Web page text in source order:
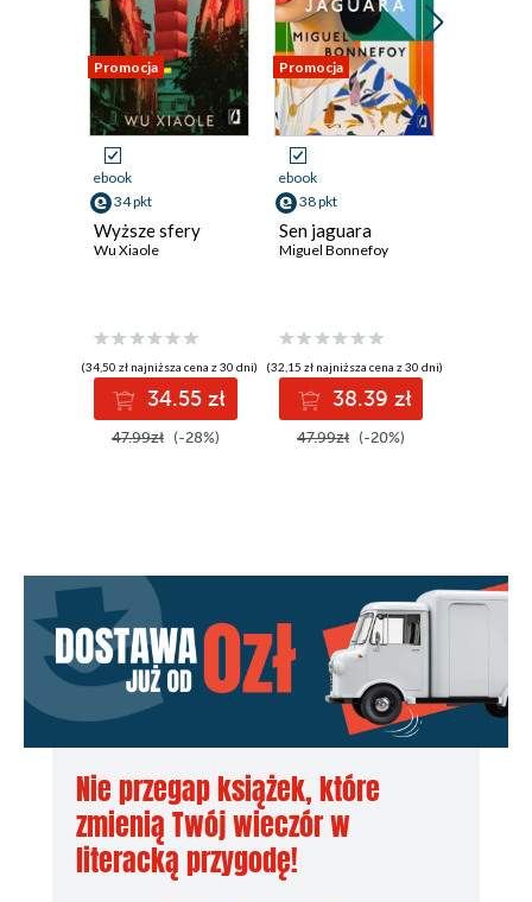
Rozdział 9. Efekt Rain Mana
Rozdział 10. Puszka Pandory
Rozdział 11. W autystycznej przestrzeni
Rozdział 12. Budowanie Enterprise: Projekt
neuroróżnorodnego świata
Epilog. Burmistrz Kensington
Posłowie
Przypisy
Karta redakcyjna
Promocja
ebook
34 pkt
Wyższe sfery
Wu Xiaole
(34,50 zł najniższa cena z 30 dni)
34.55 zł
47.99zł (-28%)
Promocja
ebook
38 pkt
Sen jaguara
Miguel Bonnefoy
(32,15 zł najniższa cena z 30 dni)
38.39 zł
47.99zł (-20%)
Nie przegap książek, które
zmienią Twój wieczór w
literacką przygodę!